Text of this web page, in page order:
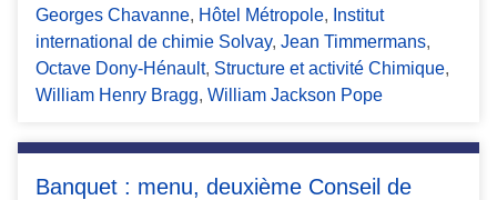
Georges Chavanne, Hôtel Métropole, Institut
international de chimie Solvay, Jean Timmermans,
Octave Dony-Hénault, Structure et activité Chimique,
William Henry Bragg, William Jackson Pope
Banquet : menu, deuxième Conseil de